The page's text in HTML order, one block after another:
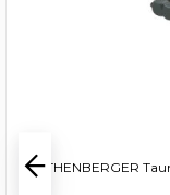
ROTHENBERGER